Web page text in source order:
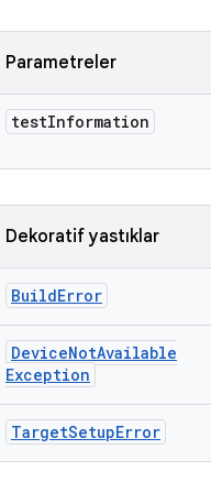
Parametreler
testInformation
Dekoratif yastıklar
BuildError
DeviceNotAvailable
Exception
TargetSetupError